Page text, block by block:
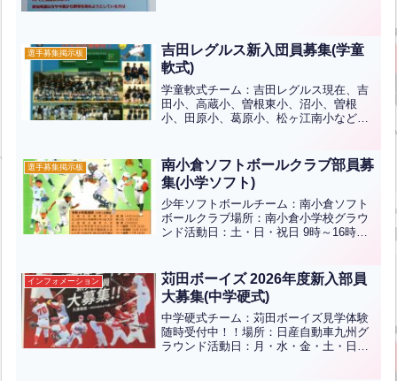
をお伝えします。ご質問...全文はクリッ
ク
選手募集掲示板
吉田レグルス新入団員募集(学童
軟式)
学童軟式チーム：吉田レグルス現在、吉
田小、高蔵小、曽根東小、沼小、曽根
小、田原小、葛原小、松ヶ江南小などの
てみませんか？１ヶ月間体験無料！！練
習日時：毎週土曜日、日曜日...全文はク
リック
選手募集掲示板
南小倉ソフトボールクラブ部員募
集(小学ソフト)
少年ソフトボールチーム：南小倉ソフト
ボールクラブ場所：南小倉小学校グラウ
ンド活動日：土・日・祝日 9時～16時対
倉ソフトボールクラブは、野球・ソフト
を経験し...全文はクリック
インフォメーション
苅田ボーイズ 2026年度新入部員
大募集(中学硬式)
中学硬式チーム：苅田ボーイズ見学体験
随時受付中！！場所：日産自動車九州グ
ラウンド活動日：月・水・金・土・日・